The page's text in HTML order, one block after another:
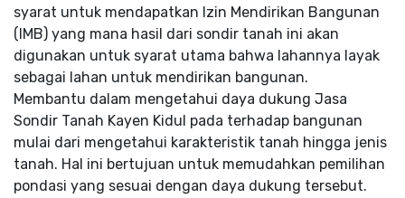
syarat untuk mendapatkan Izin Mendirikan Bangunan
(IMB) yang mana hasil dari sondir tanah ini akan
digunakan untuk syarat utama bahwa lahannya layak
sebagai lahan untuk mendirikan bangunan.
Membantu dalam mengetahui daya dukung Jasa
Sondir Tanah Kayen Kidul pada terhadap bangunan
mulai dari mengetahui karakteristik tanah hingga jenis
tanah. Hal ini bertujuan untuk memudahkan pemilihan
pondasi yang sesuai dengan daya dukung tersebut.